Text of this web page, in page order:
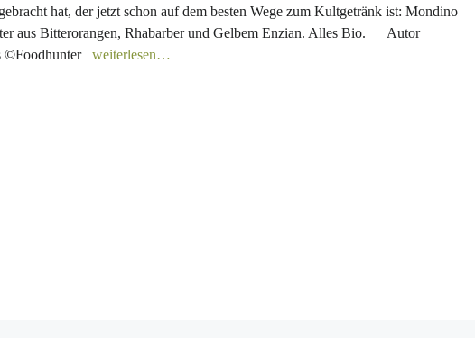
hat, der jetzt schon auf dem besten Wege zum Kultgetränk ist: Mondino
aus Bitterorangen, Rhabarber und Gelbem Enzian. Alles Bio. Autor
©Foodhunter weiterlesen…